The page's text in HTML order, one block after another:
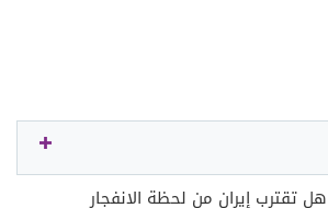
هل تقترب إيران من لحظة الانفجار